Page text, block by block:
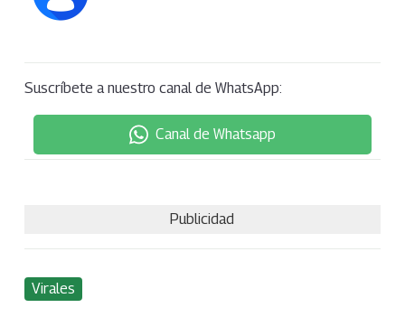
Suscríbete a nuestro canal de WhatsApp:
Canal de Whatsapp
Publicidad
Virales